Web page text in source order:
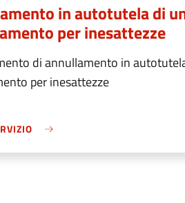
in autotutela di
per inesattezze
di annullamento in
per inesattezze